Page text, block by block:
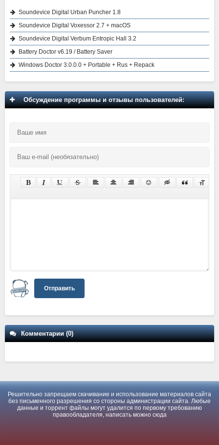
Soundevice Digital Urban Puncher 1.8
Soundevice Digital Voxessor 2.7 + macOS
Soundevice Digital Verbum Entropic Hall 3.2
Battery Doctor v6.19 / Battery Saver
Windows Doctor 3.0.0.0 + Portable + Rus + Repack
Обсуждение программы и отзывы пользователей:
Отправить
Комментарии (0)
Решительно запрещаем скачивание и использование материалов сайта
без письменного разрешения со стороны администрации сайта. Любые
данные и торрент файлы могут удалится по первому требованию
правообладателя, написать можно сюда